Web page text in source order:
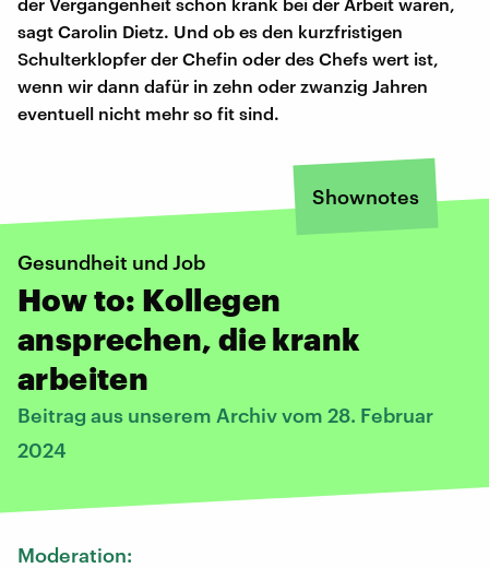
sagt Carolin Dietz. Und ob es den kurzfristigen
Schulterklopfer der Chefin oder des Chefs wert ist,
wenn wir dann dafür in zehn oder zwanzig Jahren
eventuell nicht mehr so fit sind.
Shownotes
Gesundheit und Job
How to: Kollegen
ansprechen, die krank
arbeiten
Beitrag aus unserem Archiv vom 28. Februar
2024
Moderation: